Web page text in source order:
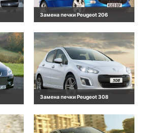
Замена печки Peugeot 206
Замена печки Peugeot 308